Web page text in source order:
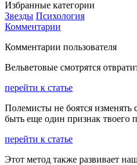
Избранные категории
Звезды Психология
Комментарии
Комментарии пользователя
Вельветовые смотрятся
перейти к статье
Полемисты не боятся
быть еще один признак твоего
перейти к статье
Этот метод также развивает